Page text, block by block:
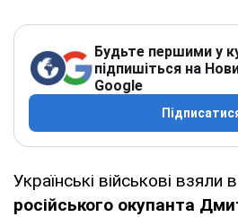
Будьте першими у
підпишіться на
Google
Українські військові взяли
російського окупанта